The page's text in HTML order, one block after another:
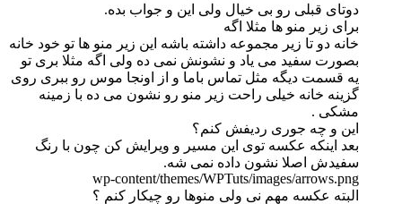
دوتای قبلی رو بی خیال ولی این و جواب بده.
برای زیر منو ها مثلا اگه
خانه دو تا زیر مجموعه داشته باشه این زیر منو ها تو خود خانه
بصورت سفید می یاد و نشونش نمی ده ولی اگه مثلا بری تو
یه قسمت دیگه مثل تماس باما و از اونجا موس رو ببری روی
گزینه خانه خیلی راحت زیر منو رو نشون می ده با زمینه
مشکی .
این و چه جوری ردیفش کنم؟
بعد اینکه عکسه توی این مسیر و ویرایش کن چون با رنگ
سفیدش اصلا نشون داده نمی شه.
wp-content/themes/WPTuts/images/arrows.png
البته عکسه مهم نی ولی منوها رو چیکار کنم ؟